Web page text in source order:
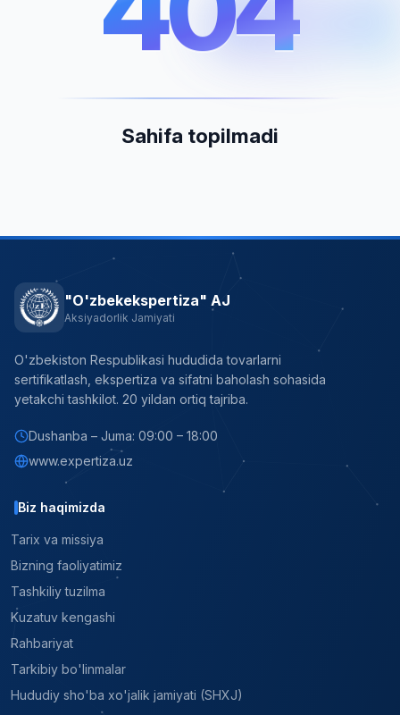
Sahifa topilmadi
"O'zbekekspertiza" AJ
Aksiyadorlik Jamiyati
O'zbekiston Respublikasi hududida tovarlarni
sertifikatlash, ekspertiza va sifatni baholash sohasida
yetakchi tashkilot. 20 yildan ortiq tajriba.
Dushanba – Juma: 09:00 – 18:00
www.expertiza.uz
Biz haqimizda
Tarix va missiya
Bizning faoliyatimiz
Tashkiliy tuzilma
Kuzatuv kengashi
Rahbariyat
Tarkibiy bo'linmalar
Hududiy sho'ba xo'jalik jamiyati (SHXJ)